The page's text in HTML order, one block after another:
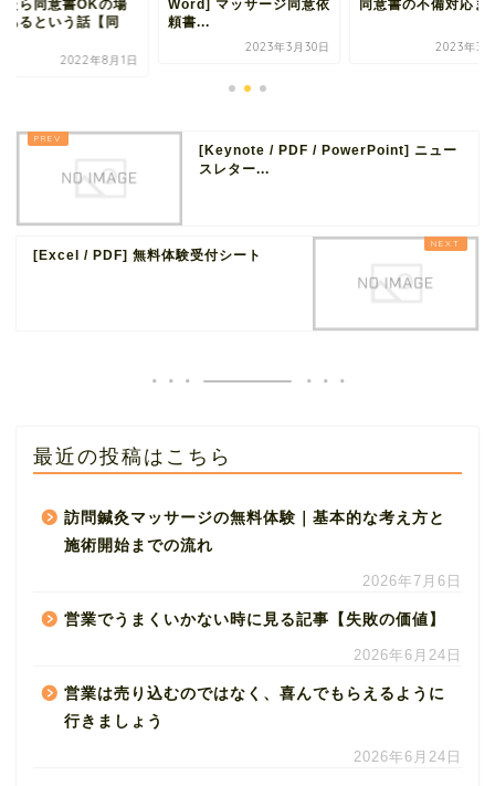
たら同意書OKの場
あるという話【同
2022年8月1日
Word] マッサージ同意依
頼書...
2023年3月30日
同意書の不備対応ま
2023年3
[Keynote / PDF / PowerPoint] ニュー
スレター...
[Excel / PDF] 無料体験受付シート
最近の投稿はこちら
訪問鍼灸マッサージの無料体験｜基本的な考え方と
施術開始までの流れ
2026年7月6日
営業でうまくいかない時に見る記事【失敗の価値】
2026年6月24日
営業は売り込むのではなく、喜んでもらえるように
行きましょう
2026年6月24日